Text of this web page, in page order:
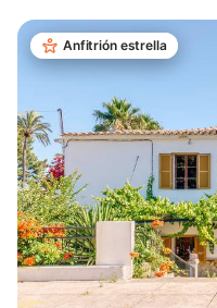
Anfitrión estrella